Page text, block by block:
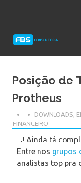
Protheus
Posição de
Protheus
DOWNLOADS,
FINANCEIRO
💬 Ainda tá
Entre nos grupos
analistas top pra